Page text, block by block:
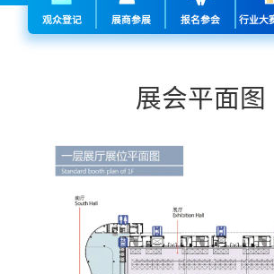
观众登记 展商参展 报名参会 行业大
展会平面图